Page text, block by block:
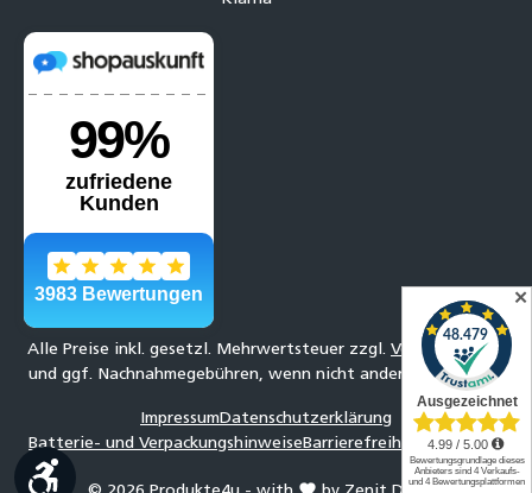
Alle Preise inkl. gesetzl. Mehrwertsteuer zzgl. Versandkosten
und ggf. Nachnahmegebühren, wenn nicht anders angegeben.
ImpressumDatenschutzerklärung
Batterie- und VerpackungshinweiseBarrierefreiheitserklärung
Werkzeugleiste anzeigen
✕